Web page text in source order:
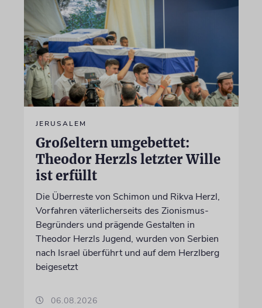
JERUSALEM
Großeltern umgebettet:
Theodor Herzls letzter Wille
ist erfüllt
Die Überreste von Schimon und Rikva Herzl,
Vorfahren väterlicherseits des Zionismus-
Begründers und prägende Gestalten in
Theodor Herzls Jugend, wurden von Serbien
nach Israel überführt und auf dem Herzlberg
beigesetzt
06.08.2026